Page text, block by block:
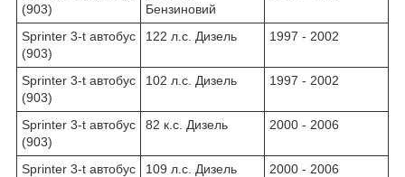
(903)
Бензиновий
Sprinter 3-t автобус
(903)
122 л.с. Дизель 1997 - 2002
Sprinter 3-t автобус
(903)
102 л.с. Дизель 1997 - 2002
Sprinter 3-t автобус
(903)
82 к.с. Дизель 2000 - 2006
Sprinter 3-t автобус
109 л.с. Дизель 2000 - 2006